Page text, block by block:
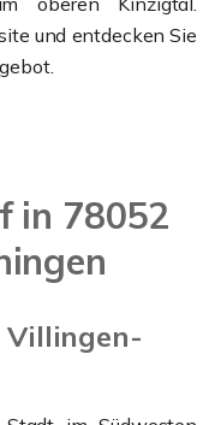
und entdecken Sie
in 78052